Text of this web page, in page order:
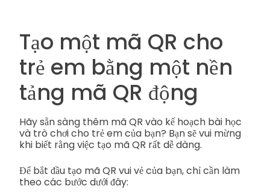
Tạo một mã QR cho
trẻ em bằng một nền
tảng mã QR động
Hãy sẵn sàng thêm mã QR vào kế hoạch bài học
và trò chơi cho trẻ em của bạn? Bạn sẽ vui mừng
khi biết rằng việc tạo mã QR rất dễ dàng.
Để bắt đầu tạo mã QR vui vẻ của bạn, chỉ cần làm
theo các bước dưới đây: